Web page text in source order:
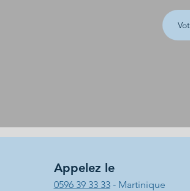
Appelez le
0596 39 33 33- Martinique